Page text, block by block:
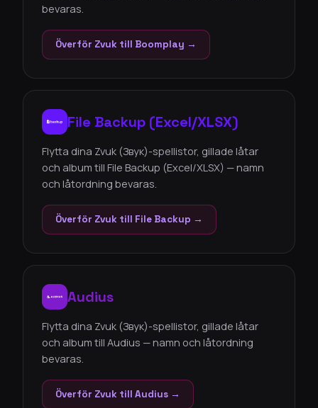
bevaras.
Överför Zvuk till Boomplay →
File Backup (Excel/XLSX)
Flytta dina Zvuk (Звук)-spellistor, gillade låtar
och album till File Backup (Excel/XLSX) — namn
och låtordning bevaras.
Överför Zvuk till File Backup →
Audius
Flytta dina Zvuk (Звук)-spellistor, gillade låtar
och album till Audius — namn och låtordning
bevaras.
Överför Zvuk till Audius →